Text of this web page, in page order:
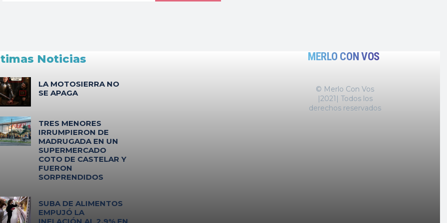
Noticias
LA MOTOSIERRA NO
SE APAGA
TRES MENORES
IRRUMPIERON DE
MADRUGADA EN UN
SUPERMERCADO
COTO DE CASTELAR Y
FUERON
SORPRENDIDOS
SUBA DE ALIMENTOS
EMPUJÓ LA
INFLACIÓN AL 2,9% EN
MERLO CON VOS
© Merlo Con Vos
|2021| Todos los
derechos reservados